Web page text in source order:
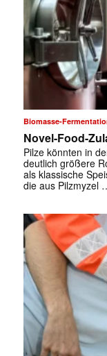
Biomasse-
Novel-Food-
Pilze könnten in
deutlich größere
als klassische
die aus Pilzmyzel